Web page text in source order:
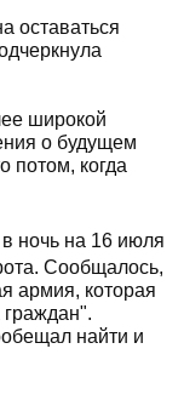
оставаться
широкой
о будущем
потом, когда
ночь на 16 июля
Сообщалось,
армия, которая
найти и